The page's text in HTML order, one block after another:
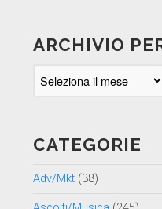
ARCHIVIO
CATEGORIE
Adv/Mkt(38)